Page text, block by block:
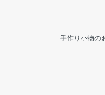
手作り小物の